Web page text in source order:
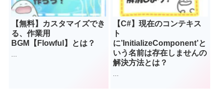
【無料】カスタマイズでき
る、作業用
BGM【Flowful】とは？
...
【C#】現在のコンテキス
ト
に’InitializeComponent’と
いう名前は存在しませんの
解決方法とは？
...